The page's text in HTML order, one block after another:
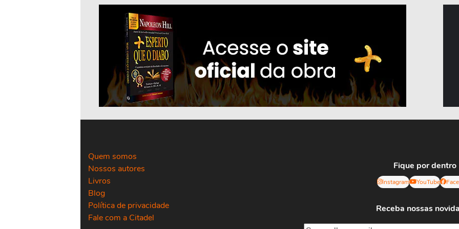
Quem somos
Nossos autores
Livros
Blog
Política de privacidade
Fale com a Citadel
Fique por dentro
Instagram YouTube
Receba nossas